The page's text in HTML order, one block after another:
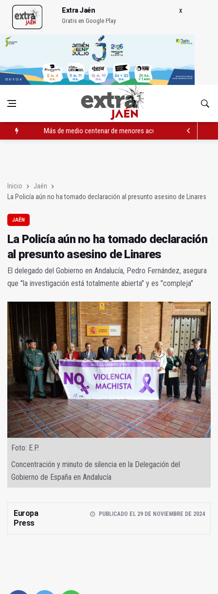
Extra Jaén
Gratis en Google Play
Más de medio centenar de menores acude a la ludoteca de
Inicio
Jaén
La Policía aún no ha tomado declaración al presunto asesino de Linares
JAÉN
La Policía aún no ha tomado declaración
al presunto asesino de Linares
El delegado del Gobierno en Andalucía, Pedro Fernández, asegura
que "la investigación está totalmente abierta" y es "compleja"
Foto: E.P.
Concentración y minuto de silencia en la Delegación del
Gobierno de España en Andalucía
Europa
Press
PUBLICADO EL 29 DE NOVIEMBRE DE 2024